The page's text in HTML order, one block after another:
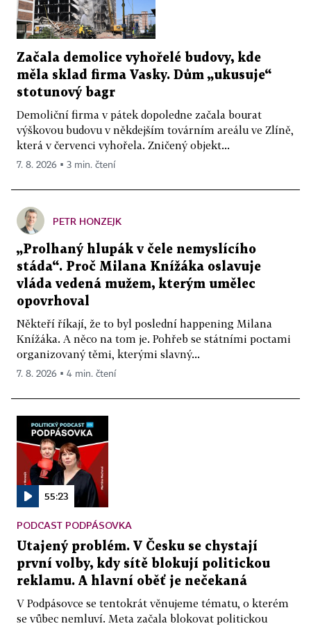
Začala demolice vyhořelé budovy, kde
měla sklad firma Vasky. Dům „ukusuje“
stotunový bagr
Demoliční firma v pátek dopoledne začala bourat
výškovou budovu v někdejším továrním areálu ve Zlíně,
která v červenci vyhořela. Zničený objekt...
7. 8. 2026 ▪ 3 min. čtení
PETR HONZEJK
„Prolhaný hlupák v čele nemyslícího
stáda“. Proč Milana Knížáka oslavuje
vláda vedená mužem, kterým umělec
opovrhoval
Někteří říkají, že to byl poslední happening Milana
Knížáka. A něco na tom je. Pohřeb se státními poctami
organizovaný těmi, kterými slavný...
7. 8. 2026 ▪ 4 min. čtení
55:23
PODCAST PODPÁSOVKA
Utajený problém. V Česku se chystají
první volby, kdy sítě blokují politickou
reklamu. A hlavní oběť je nečekaná
V Podpásovce se tentokrát věnujeme tématu, o kterém
se vůbec nemluví. Meta začala blokovat politickou